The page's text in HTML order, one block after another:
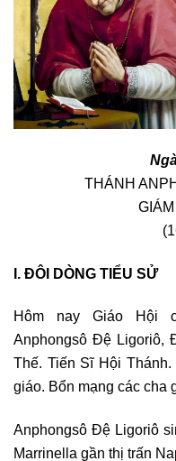
THÁNH
I. ĐÔI DÒNG TIỂU SỬ
Hôm nay Giáo Hội
Anphongsô Đệ Ligoriô,
Thế. Tiến Sĩ Hội
giáo. Bổn mạng các cha
Anphongsô Đệ Ligoriô
Marrinella gần thị trấn